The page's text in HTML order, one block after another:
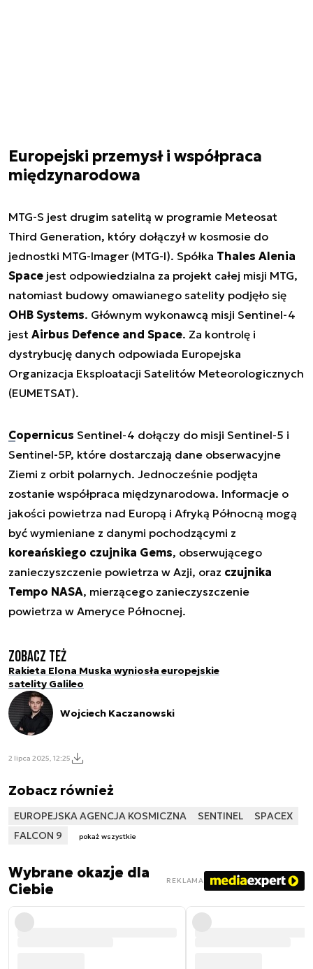
Europejski przemysł i współpraca
międzynarodowa
MTG-S jest drugim satelitą w programie Meteosat
Third Generation, który dołączył w kosmosie do
jednostki MTG-Imager (MTG-I). Spółka Thales Alenia
Space jest odpowiedzialna za projekt całej misji MTG,
natomiast budowy omawianego satelity podjęło się
OHB Systems. Głównym wykonawcą misji Sentinel-4
jest Airbus Defence and Space. Za kontrolę i
dystrybucję danych odpowiada Europejska
Organizacja Eksploatacji Satelitów Meteorologicznych
(EUMETSAT).
Copernicus Sentinel-4 dołączy do misji Sentinel-5 i
Sentinel-5P, które dostarczają dane obserwacyjne
Ziemi z orbit polarnych. Jednocześnie podjęta
zostanie współpraca międzynarodowa. Informacje o
jakości powietrza nad Europą i Afryką Północną mogą
być wymieniane z danymi pochodzącymi z
koreańskiego czujnika Gems, obserwującego
zanieczyszczenie powietrza w Azji, oraz czujnika
Tempo NASA, mierzącego zanieczyszczenie
powietrza w Ameryce Północnej.
Zobacz też
Rakieta Elona Muska wyniosła europejskie
satelity Galileo
Wojciech Kaczanowski
2 lipca 2025, 12:25
Zobacz również
EUROPEJSKA AGENCJA KOSMICZNA SENTINEL
SPACEX
FALCON 9
pokaż wszystkie
Wybrane okazje dla
Ciebie
REKLAMA